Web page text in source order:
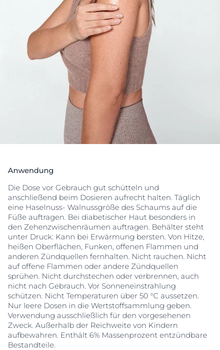
Anwendung
Die Dose vor Gebrauch gut schütteln und
anschließend beim Dosieren aufrecht halten. Täglich
eine Haselnuss- Walnussgröße des Schaums auf die
Füße auftragen. Bei diabetischer Haut besonders in
den Zehenzwischenräumen auftragen. Behälter steht
unter Druck: Kann bei Erwärmung bersten. Von Hitze,
heißen Oberflächen, Funken, offenen Flammen und
anderen Zündquellen fernhalten. Nicht rauchen. Nicht
auf offene Flammen oder andere Zündquellen
sprühen. Nicht durchstechen oder verbrennen, auch
nicht nach Gebrauch. Vor Sonneneinstrahlung
schützen. Nicht Temperaturen über 50 °C aussetzen.
Nur leere Dosen in die Wertstoffsammlung geben.
Verwendung ausschließlich für den vorgesehenen
Zweck. Außerhalb der Reichweite von Kindern
aufbewahren. Enthält 6% Massenprozent entzündbare
Bestandteile.